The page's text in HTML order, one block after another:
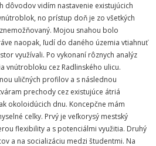
dôvodov vidím nastavenie existujúcich
no prístup doň je zo všetkých
Mojou snahou bolo
naopak, ľudí do daného územia vtiahnuť
využívali. Po vykonaní rôznych analýz
vnútrobloku cez Radlinského ulicu.
uličných profilov a s následnou
prechody cez existujúce átriá
okoloidúcich dnu. Koncepčne mám
celky. Prvý je veľkorysý mestský
flexibility a s potenciálmi využitia. Druhý
a na socializáciu medzi študentmi. Na